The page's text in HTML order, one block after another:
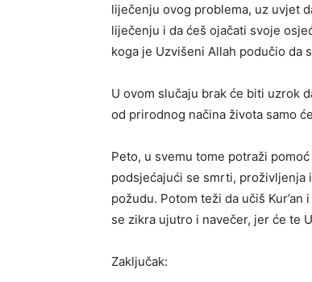
liječenju ovog problema, uz uvjet
liječenju i da ćeš ojačati svoje
koga je Uzvišeni Allah podučio da
U ovom slučaju brak će biti uzrok
od prirodnog načina života samo
Peto, u svemu tome potraži
podsjećajući se smrti, proživljenja
požudu. Potom teži da učiš
se zikra ujutro i navečer, jer će te
Zaključak: